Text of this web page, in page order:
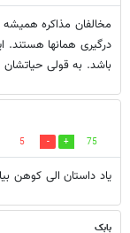
مخالفان مذاکره
درگیری همانها هستند.
باشد. به قولی
75
5
یاد داستان الی کوهن
بابک